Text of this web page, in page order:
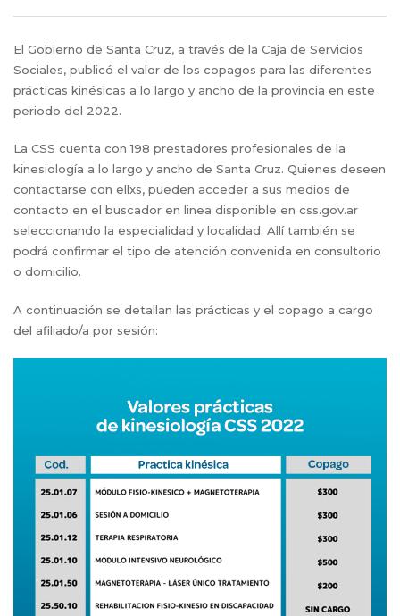
El Gobierno de Santa Cruz, a través de la Caja de Servicios
Sociales, publicó el valor de los copagos para las diferentes
prácticas kinésicas a lo largo y ancho de la provincia en este
periodo del 2022.
La CSS cuenta con 198 prestadores profesionales de la
kinesiología a lo largo y ancho de Santa Cruz. Quienes deseen
contactarse con ellxs, pueden acceder a sus medios de
contacto en el buscador en linea disponible en css.gov.ar
seleccionando la especialidad y localidad. Allí también se
podrá confirmar el tipo de atención convenida en consultorio
o domicilio.
A continuación se detallan las prácticas y el copago a cargo
del afiliado/a por sesión: